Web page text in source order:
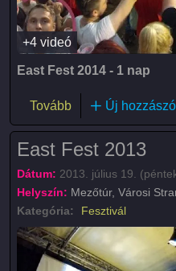
+4 videó
East Fest 2014 - 1 nap
Tovább(East Fest 2014)
Új
East Fest 2013
Dátum: 2013. július 19.
Helyszín: Mezőtúr, Városi
Kategória:
Fesztivál